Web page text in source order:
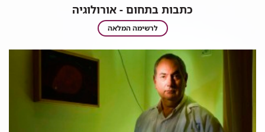
כתבות בתחום - אורולוגיה
כתבות
בתחום
-
אורולוגיה
לרשימה המלאה